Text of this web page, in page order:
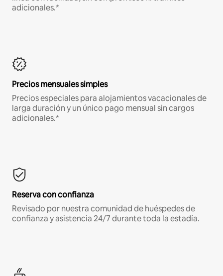
adicionales.*
Precios mensuales simples
Precios especiales para alojamientos vacacionales de
larga duración y un único pago mensual sin cargos
adicionales.*
Reserva con confianza
Revisado por nuestra comunidad de huéspedes de
confianza y asistencia 24/7 durante toda la estadía.